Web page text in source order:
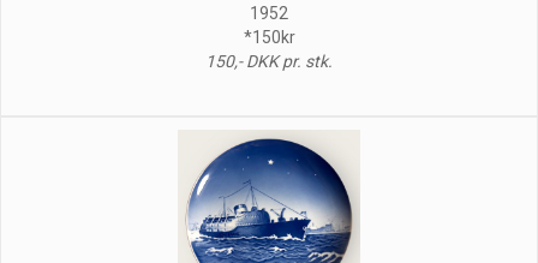
1952
*150kr
150,- DKK pr. stk.